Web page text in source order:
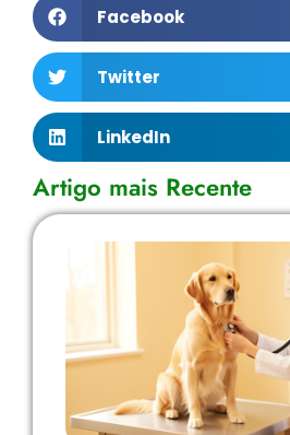
Facebook
Twitter
LinkedIn
Artigo mais Recente